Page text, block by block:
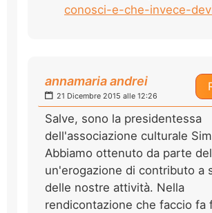
conosci-e-che-invece-
annamaria andrei
21 Dicembre 2015 alle 12:26
Salve, sono la presidentessa
dell'associazione culturale
Abbiamo ottenuto da parte
un'erogazione di contributo a
delle nostre attività. Nella
rendicontazione che faccio fa